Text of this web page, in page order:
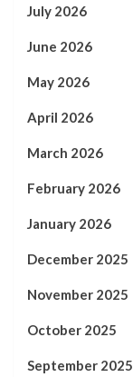
July 2026
June 2026
May 2026
April 2026
March 2026
February 2026
January 2026
December 2025
November 2025
October 2025
September 2025